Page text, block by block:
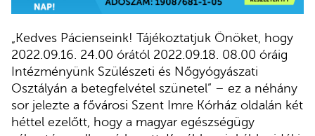
„Kedves Pácienseink! Tájékoztatjuk Önöket, hogy
2022.09.16. 24.00 órától 2022.09.18. 08.00 óráig
Intézményünk Szülészeti és Nőgyógyászati
Osztályán a betegfelvétel szünetel” – ez a néhány
sor jelezte a fővárosi Szent Imre Kórház oldalán két
héttel ezelőtt, hogy a magyar egészségügy